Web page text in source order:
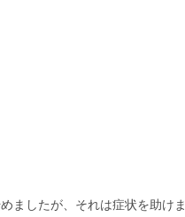
ましたが、それは症状を助け